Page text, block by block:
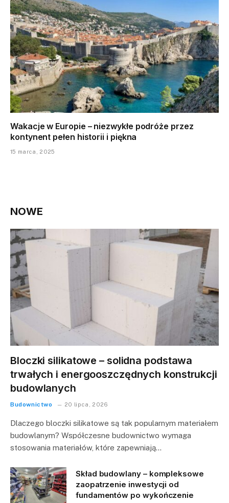
Wakacje w Europie – niezwykłe podróże przez
kontynent pełen historii i piękna
15 marca, 2025
NOWE
Bloczki silikatowe – solidna podstawa
trwałych i energooszczędnych konstrukcji
budowlanych
Budownictwo 20 lipca, 2026
Dlaczego bloczki silikatowe są tak popularnym materiałem
budowlanym? Współczesne budownictwo wymaga
stosowania materiałów, które zapewniają…
Skład budowlany – kompleksowe
zaopatrzenie inwestycji od
fundamentów po wykończenie